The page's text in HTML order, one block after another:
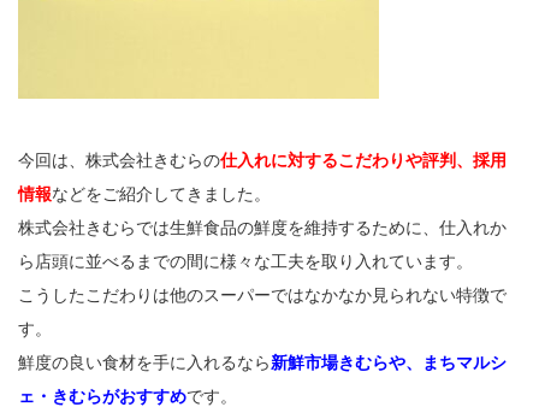
今回は、株式会社きむらの仕入れに対するこだわりや評判、採用
情報などをご紹介してきました。
株式会社きむらでは生鮮食品の鮮度を維持するために、仕入れか
ら店頭に並べるまでの間に様々な工夫を取り入れています。
こうしたこだわりは他のスーパーではなかなか見られない特徴で
す。
鮮度の良い食材を手に入れるなら新鮮市場きむらや、まちマルシ
ェ・きむらがおすすめです。